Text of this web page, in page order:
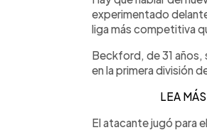
experimentado
liga más competitiva
Beckford, de 31 años,
en la primera división
LEA
El atacante jugó para